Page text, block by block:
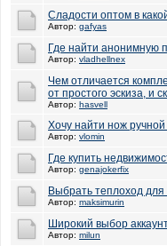
Сладости оптом в
Автор: gafyas
Где найти анонимную
Автор: vladhellnex
Чем отличается
от простого эскиза, и
Автор: hasvell
Хочу найти нож
Автор: vlomin
Где купить
Автор: genajokerfix
Выбрать теплоход для
Автор: maksimurin
Широкий выбор
Автор: milun